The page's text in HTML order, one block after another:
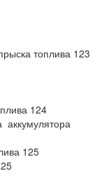
топлива 123
124
аккумулятора
125